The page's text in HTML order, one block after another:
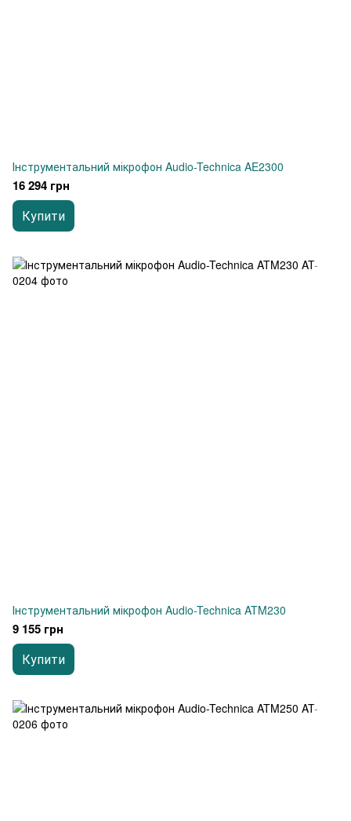
Інструментальний мікрофон Audio-Technica AE2300
16 294 грн
Купити
Інструментальний мікрофон Audio-Technica ATM230
9 155 грн
Купити